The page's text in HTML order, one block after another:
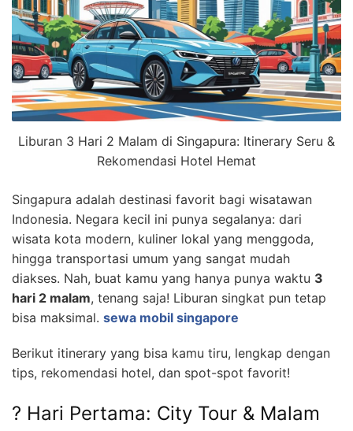
Liburan 3 Hari 2 Malam di Singapura: Itinerary Seru &
Rekomendasi Hotel Hemat
Singapura adalah destinasi favorit bagi wisatawan
Indonesia. Negara kecil ini punya segalanya: dari
wisata kota modern, kuliner lokal yang menggoda,
hingga transportasi umum yang sangat mudah
diakses. Nah, buat kamu yang hanya punya waktu 3
hari 2 malam, tenang saja! Liburan singkat pun tetap
bisa maksimal. sewa mobil singapore
Berikut itinerary yang bisa kamu tiru, lengkap dengan
tips, rekomendasi hotel, dan spot-spot favorit!
?️ Hari Pertama: City Tour & Malam